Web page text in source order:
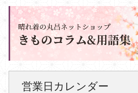
営業日カレンダー